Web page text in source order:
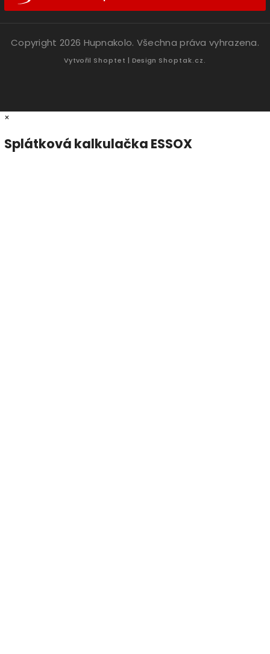
Copyright 2026 Hupnakolo. Všechna práva vyhrazena.
Vytvořil Shoptet | Design Shoptak.cz.
×
Splátková kalkulačka ESSOX